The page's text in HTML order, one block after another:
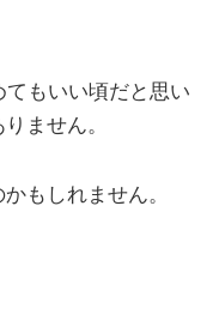
もいい頃だと思い
ません。
もしれません。